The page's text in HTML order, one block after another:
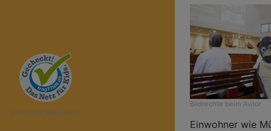
Bildrechte beim Autor
Bildrechte beim Autor
Einwohner wie